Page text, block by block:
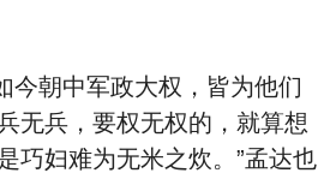
朝中军政大权，皆为他们
无兵，要权无权的，就算想
巧妇难为无米之炊。”孟达也